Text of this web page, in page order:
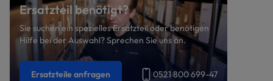
Ersatzteil benötigt?
Sie suchen ein spezielles Ersatzteil oder benötigen
Hilfe bei der Auswahl? Sprechen Sie uns an.
Ersatzteile anfragen 0521 800 699-47